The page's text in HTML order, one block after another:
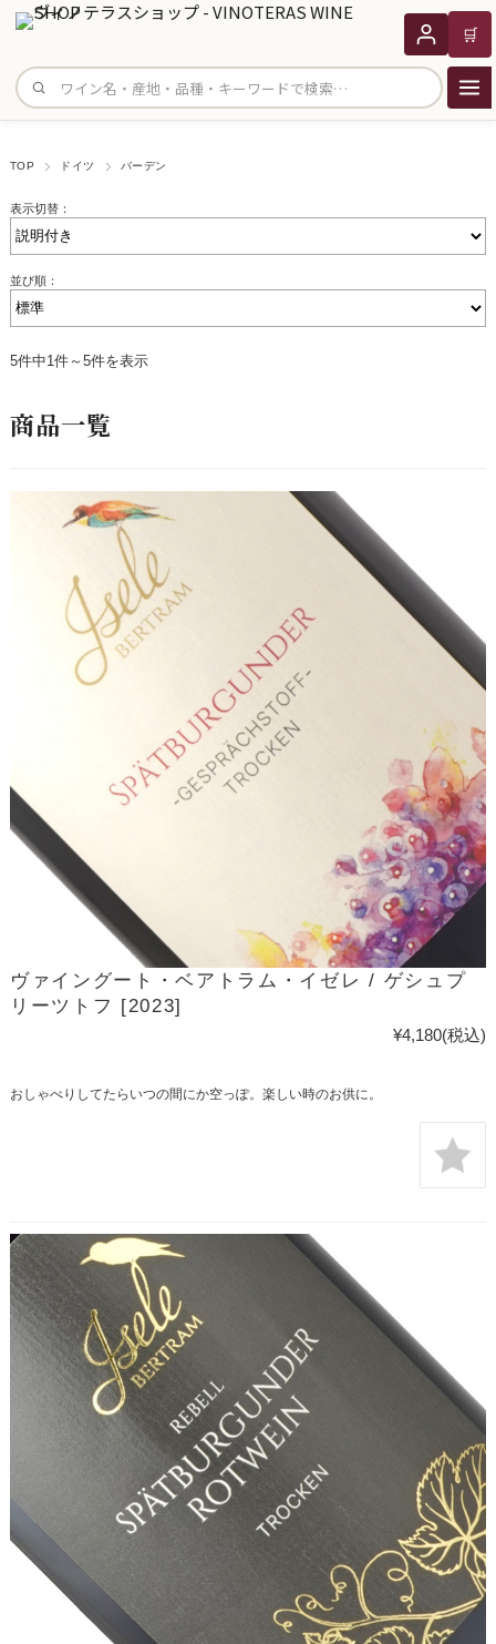
サイト内検索
🛒
TOP ドイツ バーデン
表示切替：
並び順：
5件中1件～5件を表示
商品一覧
ヴァイングート・ベアトラム・イゼレ / ゲシュプ
リーツトフ [2023]
¥4,180(税込)
おしゃべりしてたらいつの間にか空っぽ。楽しい時のお供に。